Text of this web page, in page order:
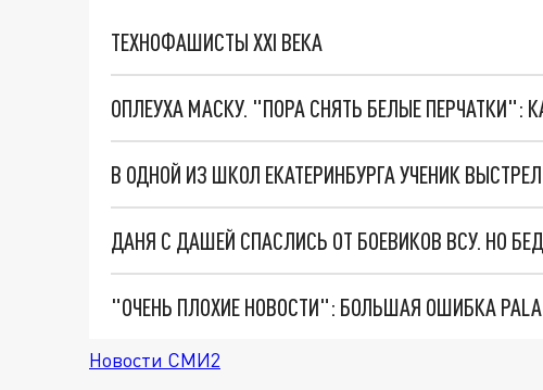
ТЕХНОФАШИСТЫ XXI ВЕКА
ОПЛЕУХА МАСКУ. "ПОРА СНЯТЬ БЕЛЫЕ ПЕРЧАТКИ":
ДАНЯ С ДАШЕЙ СПАСЛИСЬ ОТ БОЕВИКОВ ВСУ. НО
Новости СМИ2